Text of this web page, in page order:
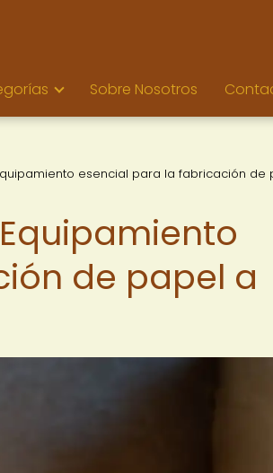
Sobre Nosotros
esencial para la fabricación de
de papel a